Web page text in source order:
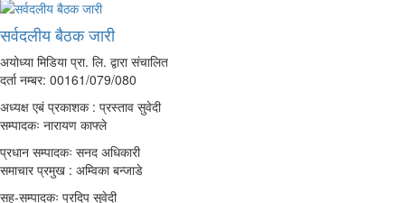
सर्वदलीय बैठक जारी
अयोध्या मिडिया प्रा. लि. द्वारा संचालित
दर्ता नम्बर: 00161/079/080
अध्यक्ष एबं प्रकाशक : प्रस्ताव सुवेदी
सम्पादकः नारायण काफ्ले
प्रधान सम्पादकः सनद अधिकारी
समाचार प्रमुख : अम्विका बन्जाडे
सह-सम्पादकः प्रदिप सुवेदी